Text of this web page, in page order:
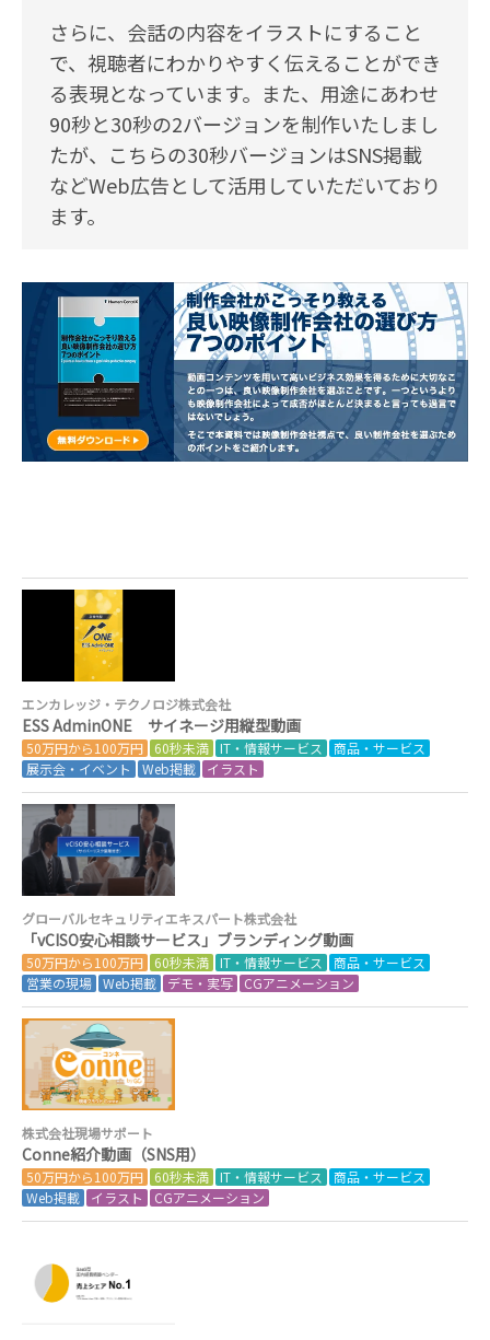
さらに、会話の内容をイラストにすること
で、視聴者にわかりやすく伝えることができ
る表現となっています。また、用途にあわせ
90秒と30秒の2バージョンを制作いたしまし
たが、こちらの30秒バージョンはSNS掲載
などWeb広告として活用していただいており
ます。
エンカレッジ・テクノロジ株式会社
ESS AdminONE サイネージ用縦型動画
50万円から100万円 60秒未満 IT・情報サービス
商品・サービス
展示会・イベント
Web掲載 イラスト
グローバルセキュリティエキスパート株式会社
「vCISO安心相談サービス」ブランディング動画
50万円から100万円 60秒未満 IT・情報サービス
商品・サービス
営業の現場 Web掲載 デモ・実写 CGアニメーション
株式会社現場サポート
Conne紹介動画（SNS用）
50万円から100万円 60秒未満 IT・情報サービス
商品・サービス
Web掲載
イラスト CGアニメーション